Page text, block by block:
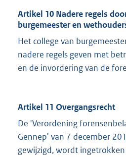
Artikel 10 Nadere regels
burgemeester en
Het college van
nadere regels geven met
en de invordering van de
Artikel 11 Overgangsrecht
De 'Verordening
Gennep' van 7 december
gewijzigd, wordt